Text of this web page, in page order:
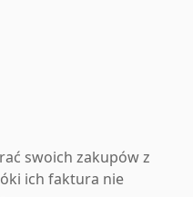
swoich zakupów z
ich faktura nie